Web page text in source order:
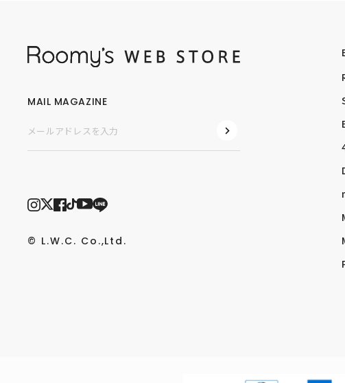
MAIL MAGAZINE
© L.W.C. Co.,Ltd.